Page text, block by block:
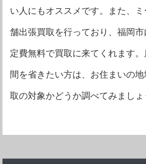
い人にもオススメです。また、
舗出張買取を行っており、福岡
定費無料で買取に来てくれます
間を省きたい方は、お住まいの
取の対象かどうか調べてみましょ